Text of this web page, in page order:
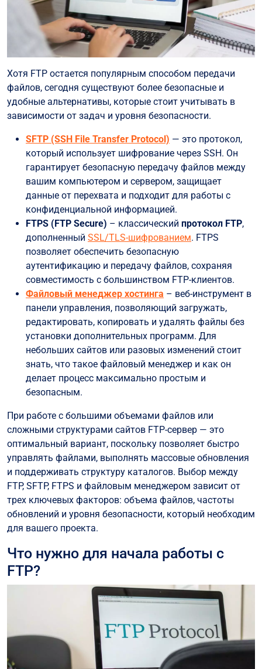
Хотя FTP остается популярным способом передачи
файлов, сегодня существуют более безопасные и
удобные альтернативы, которые стоит учитывать в
зависимости от задач и уровня безопасности.
SFTP (SSH File Transfer Protocol) — это протокол,
который использует шифрование через SSH. Он
гарантирует безопасную передачу файлов между
вашим компьютером и сервером, защищает
данные от перехвата и подходит для работы с
конфиденциальной информацией.
FTPS (FTP Secure) – классический протокол FTP,
дополненный SSL/TLS-шифрованием. FTPS
позволяет обеспечить безопасную
аутентификацию и передачу файлов, сохраняя
совместимость с большинством FTP-клиентов.
Файловый менеджер хостинга – веб-инструмент в
панели управления, позволяющий загружать,
редактировать, копировать и удалять файлы без
установки дополнительных программ. Для
небольших сайтов или разовых изменений стоит
знать, что такое файловый менеджер и как он
делает процесс максимально простым и
безопасным.
При работе с большими объемами файлов или
сложными структурами сайтов FTP-сервер — это
оптимальный вариант, поскольку позволяет быстро
управлять файлами, выполнять массовые обновления
и поддерживать структуру каталогов. Выбор между
FTP, SFTP, FTPS и файловым менеджером зависит от
трех ключевых факторов: объема файлов, частоты
обновлений и уровня безопасности, который необходим
для вашего проекта.
Что нужно для начала работы с
FTP?